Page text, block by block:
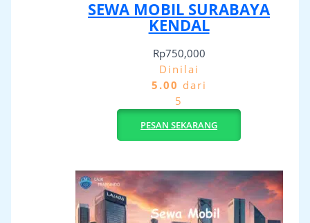
SEWA MOBIL SURABAYA
KENDAL
Rp750,000
Dinilai
5.00 dari
5
PESAN SEKARANG